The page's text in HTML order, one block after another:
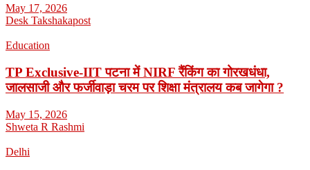
May 17, 2026
Desk Takshakapost
Education
TP Exclusive-IIT पटना में NIRF रैंकिंग का गोरखधंधा,
जालसाजी और फर्जीवाड़ा चरम पर शिक्षा मंत्रालय कब जागेगा ?
May 15, 2026
Shweta R Rashmi
Delhi